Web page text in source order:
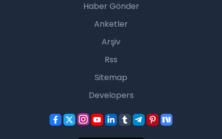
Haber Gönder
Anketler
Arşiv
Rss
Sitemap
Developers